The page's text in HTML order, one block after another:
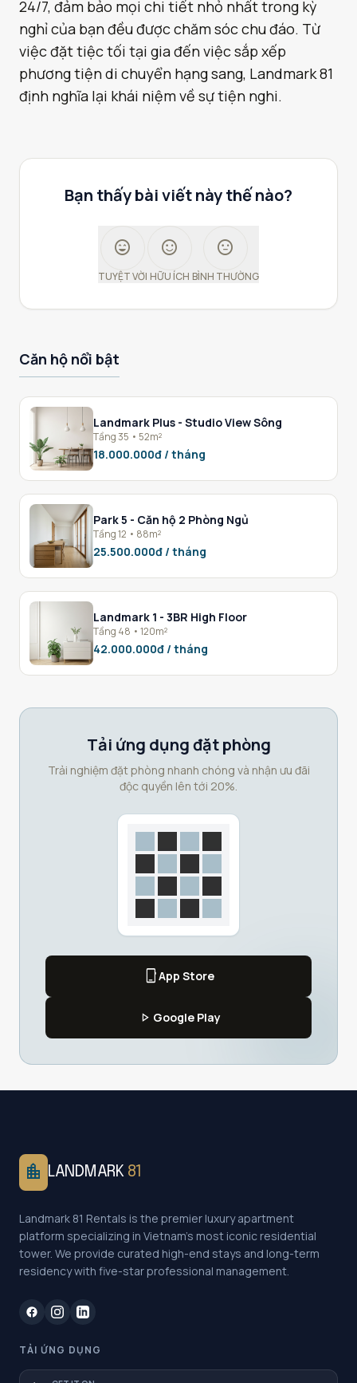
24/7, đảm bảo mọi chi tiết nhỏ nhất trong kỳ
nghỉ của bạn đều được chăm sóc chu đáo. Từ
việc đặt tiệc tối tại gia đến việc sắp xếp
phương tiện di chuyển hạng sang, Landmark 81
định nghĩa lại khái niệm về sự tiện nghi.
Bạn thấy bài viết này thế nào?
sentiment_very_satisfied
TUYỆT VỜI
sentiment_satisfied
HỮU ÍCH
sentiment_neutral
BÌNH THƯỜNG
Căn hộ nổi bật
Landmark Plus - Studio View Sông
Tầng 35 • 52m²
18.000.000đ / tháng
Park 5 - Căn hộ 2 Phòng Ngủ
Tầng 12 • 88m²
25.500.000đ / tháng
Landmark 1 - 3BR High Floor
Tầng 48 • 120m²
42.000.000đ / tháng
Tải ứng dụng đặt phòng
Trải nghiệm đặt phòng nhanh chóng và nhận ưu đãi
độc quyền lên tới 20%.
phone_iphoneApp Store
play_arrow Google Play
location_city LANDMARK 81
Landmark 81 Rentals is the premier luxury apartment
platform specializing in Vietnam's most iconic residential
tower. We provide curated high-end stays and long-term
residency with five-star professional management.
TẢI ỨNG DỤNG